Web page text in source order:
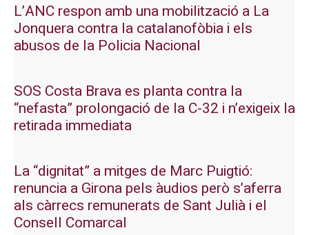
L’ANC respon amb una mobilització a La
Jonquera contra la catalanofòbia i els
abusos de la Policia Nacional
SOS Costa Brava es planta contra la
“nefasta” prolongació de la C-32 i n’exigeix la
retirada immediata
La “dignitat” a mitges de Marc Puigtió:
renuncia a Girona pels àudios però s’aferra
als càrrecs remunerats de Sant Julià i el
Consell Comarcal